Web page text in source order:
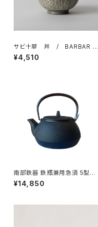
サビ十草 丼 / BARBAR 波
佐見焼
¥4,510
南部鉄器 鉄瓶兼用急須 5型新
アラレ IH対応 / 岩鋳
¥14,850